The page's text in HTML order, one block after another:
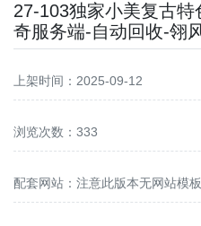
27-103独家小美复古
奇服务端-自动回收-翎
上架时间：2025-09-12
浏览次数：333
配套网站： 注意此版本无网站模